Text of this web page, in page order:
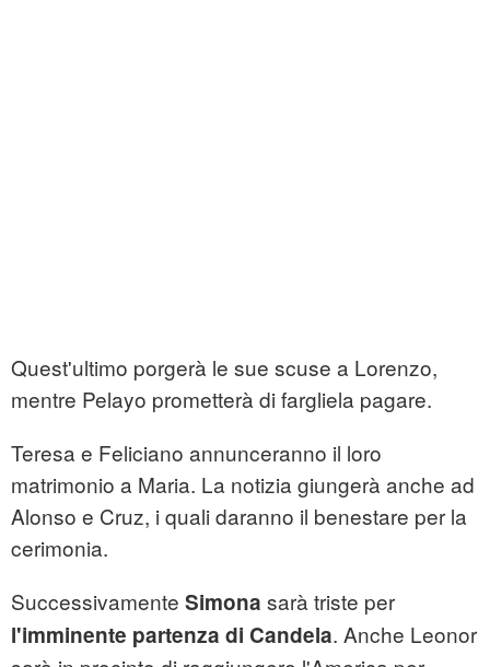
Quest'ultimo porgerà le sue scuse a Lorenzo,
mentre Pelayo prometterà di fargliela pagare.
Teresa e Feliciano annunceranno il loro
matrimonio a Maria. La notizia giungerà anche ad
Alonso e Cruz, i quali daranno il benestare per la
cerimonia.
Successivamente Simona sarà triste per
l'imminente partenza di Candela. Anche Leonor